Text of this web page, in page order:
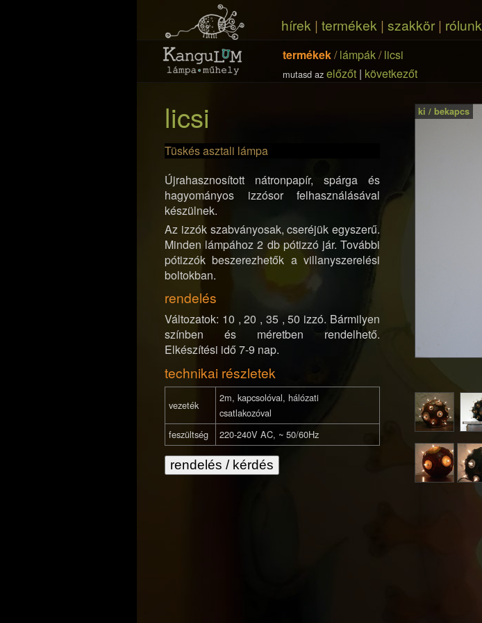
hírek | termékek | szakkör| rólunk
termékek/lámpák/licsi
mutasd az előzőt | következőt
licsi
Tüskés asztali lámpa
Újrahasznosított nátronpapír, spárga és
hagyományos izzósor felhasználásával
készülnek.
Az izzók szabványosak, cseréjük egyszerű.
Minden lámpához 2 db pótizzó jár. További
pótizzók beszerezhetők a villanyszerelési
boltokban.
rendelés
Változatok: 10 , 20 , 35 , 50 izzó. Bármilyen
színben és méretben rendelhető.
Elkészítési idő 7-9 nap.
technikai részletek
vezeték
2m, kapcsolóval, hálózati
csatlakozóval
feszültség
220-240V AC, ~ 50/60Hz
ki / bekapcs